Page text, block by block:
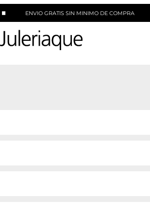
ENVIO GRATIS SIN MINIMO DE COMPRA